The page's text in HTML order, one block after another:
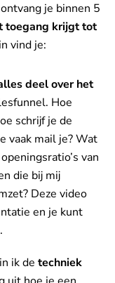
je binnen 5
toegang krijgt tot
vind je:
deel over het
Hoe
schrijf je de
vaak mail je? Wat
van
die bij mij
Deze video
en je kunt
ik de techniek